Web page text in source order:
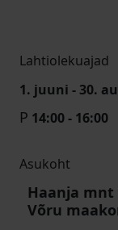
Lahtiolekuajad
1. juuni - 30.
P 14:00 - 16:00
Asukoht
Haanja mnt
Võru